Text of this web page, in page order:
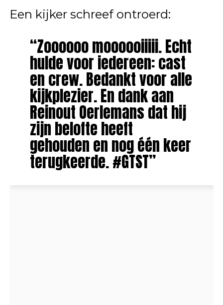
Een kijker schreef ontroerd:
“Zoooooo moooooiiiii. Echt
hulde voor iedereen: cast
en crew. Bedankt voor alle
kijkplezier. En dank aan
Reinout Oerlemans dat hij
zijn belofte heeft
gehouden en nog één keer
terugkeerde. #GTST”